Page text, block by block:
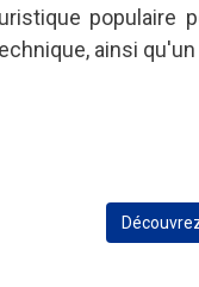
populaire
ainsi